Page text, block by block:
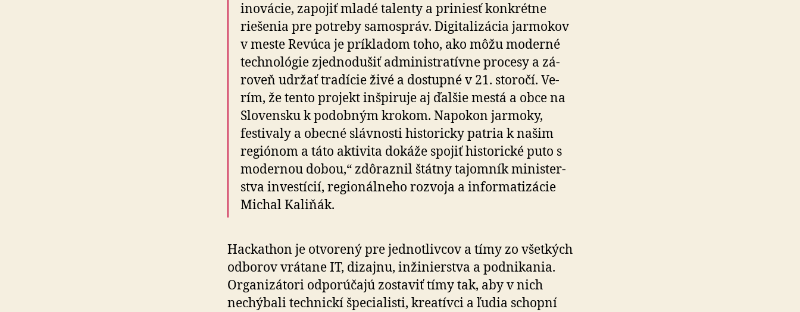
inovácie, zapojiť mladé talenty a priniesť konkrétne
riešenia pre potreby samospráv. Digitalizácia jarmokov
v meste Revúca je príkladom toho, ako môžu moderné
technológie zjednodušiť administratívne procesy a zá­
ro­veň udržať tradície živé a dostupné v 21. storočí. Ve­
rím, že tento projekt inšpiruje aj ďalšie mestá a obce na
Slovensku k podobným krokom. Napokon jarmoky,
festivaly a obecné slávnosti historicky patria k našim
regiónom a táto aktivita dokáže spojiť historické puto s
modernou dobou,“ zdôraznil štátny tajomník mi­nis­ter­
stva investícií, regionálneho rozvoja a informatizácie
Michal Kaliňák.
Hackathon je otvorený pre jednotlivcov a tímy zo všet­kých
odborov vrátane IT, dizajnu, inžinierstva a pod­ni­ka­nia.
Organizátori odporúčajú zostaviť tímy tak, aby v nich
nechýbali technickí špecialisti, kreatívci a ľudia schopní